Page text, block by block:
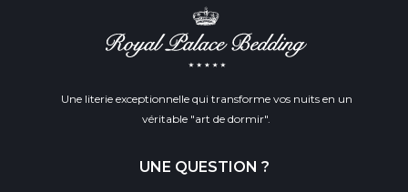
Une literie exceptionnelle qui transforme vos nuits en un
véritable "art de dormir".
UNE QUESTION ?